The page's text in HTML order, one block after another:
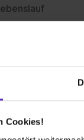
Cookies!